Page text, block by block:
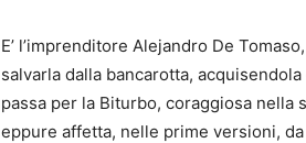
E’ l’imprenditore Alejandro De
salvarla dalla bancarotta,
passa per la Biturbo, coraggiosa nella
eppure affetta, nelle prime versioni,